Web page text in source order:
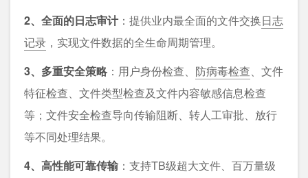
2、全面的日志审计：提供业内最全面的文件交换日志
记录 ，实现文件数据的全生命周期管理。
3、多重安全策略 ：⽤户身份检查、 防病毒检查、⽂件
特征检查、⽂件类型检查及⽂件内容敏感信息检查
等；⽂件安全检查导向传输阻断、转⼈⼯审批、放⾏
等不同处理结果。
4、高性能可靠传输 ：支持TB级超大文件、百万量级